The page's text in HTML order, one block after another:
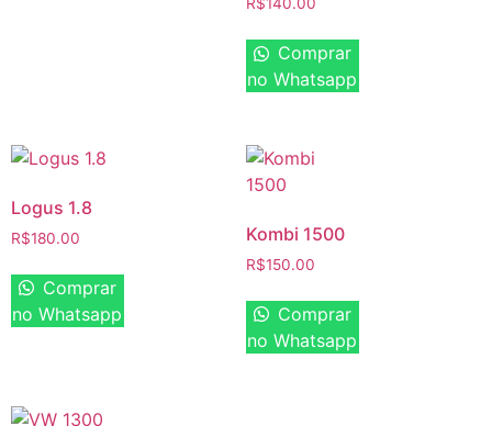
Comprar
no Whatsapp
Logus 1.8
R$180.00
Comprar
no Whatsapp
Kombi 1500
R$150.00
Comprar
no Whatsapp